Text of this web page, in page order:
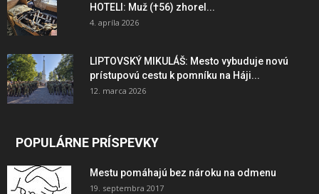
HOTELI: Muž (†56) zhorel...
4. apríla 2026
LIPTOVSKÝ MIKULÁŠ: Mesto vybuduje novú
prístupovú cestu k pomníku na Háji...
12. marca 2026
POPULÁRNE PRÍSPEVKY
Mestu pomáhajú bez nároku na odmenu
19. septembra 2017